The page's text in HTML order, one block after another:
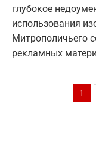
глубокое
использования
Митрополичьего
рекламных
1